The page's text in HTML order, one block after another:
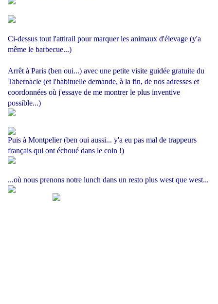
Ci-dessus tout l'attirail pour marquer les animaux d'élevage (y'a
même le barbecue...)
Arrêt à Paris (ben oui...) avec une petite visite guidée gratuite du
Tabernacle (et l'habituelle demande, à la fin, de nos adresses et
coordonnées où j'essaye de me montrer le plus inventive
possible...)
Puis à Montpelier (ben oui aussi... y'a eu pas mal de trappeurs
français qui ont échoué dans le coin !)
...où nous prenons notre lunch dans un resto plus west que west...